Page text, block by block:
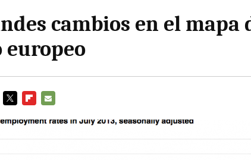
cambios en el mapa
europeo
MAIL